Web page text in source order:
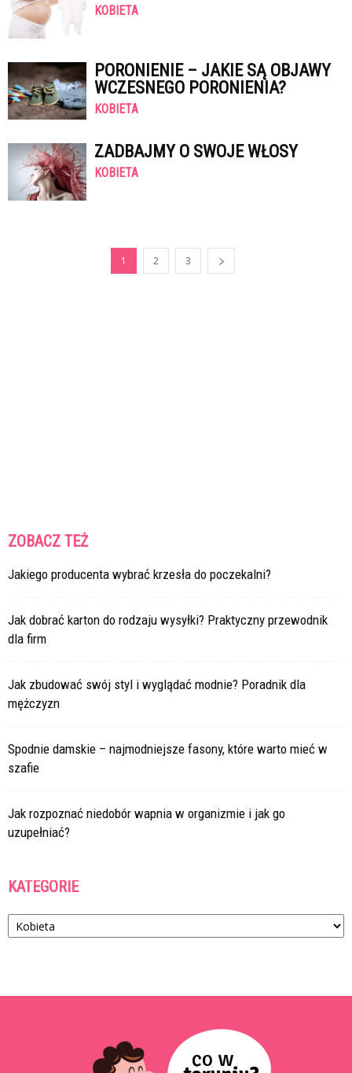
KOBIETA
PORONIENIE – JAKIE SĄ OBJAWY
WCZESNEGO PORONIENIA?
KOBIETA
ZADBAJMY O SWOJE WŁOSY
KOBIETA
1 2 3
ZOBACZ TEŻ
Jakiego producenta wybrać krzesła do poczekalni?
Jak dobrać karton do rodzaju wysyłki? Praktyczny przewodnik
dla firm
Jak zbudować swój styl i wyglądać modnie? Poradnik dla
mężczyzn
Spodnie damskie – najmodniejsze fasony, które warto mieć w
szafie
Jak rozpoznać niedobór wapnia w organizmie i jak go
uzupełniać?
KATEGORIE
Kategorie